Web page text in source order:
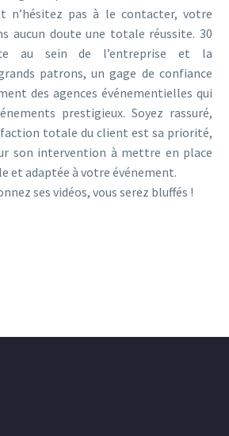
pas à le contacter, votre
aucun doute une totale réussite. 30
au sein de l’entreprise et la
patrons, un gage de confiance
des agences événementielles qui
prestigieux. Soyez rassuré,
totale du client est sa priorité,
son intervention à mettre en place
et adaptée à votre événement.
ses vidéos, vous serez bluffés !